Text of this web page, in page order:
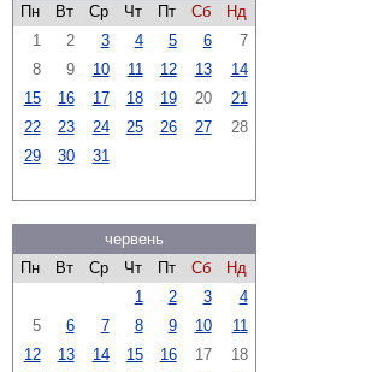
Пн
Вт Ср Чт Пт Сб
Нд
1
2 3 4 5 6
7
8
9 10 11 12 13
14
15
16 17 18 19 20
21
22
23 24 25 26 27
28
29
30 31
червень
Пн
Вт Ср Чт Пт Сб
Нд
1
2 3
4
5
6 7 8 9 10
11
12
13 14 15 16 17
18